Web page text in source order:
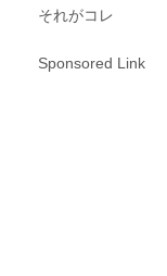
それがコレ
Sponsored Link